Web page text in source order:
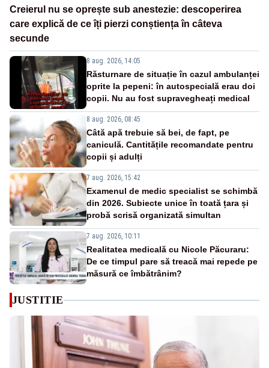
Creierul nu se oprește sub anestezie: descoperirea
care explică de ce îți pierzi conștiența în câteva
secunde
8 aug. 2026, 14:05
Răsturnare de situație în cazul ambulanței
oprite la pepeni: în autospecială erau doi
copii. Nu au fost supravegheați medical
8 aug. 2026, 08:45
Câtă apă trebuie să bei, de fapt, pe
caniculă. Cantitățile recomandate pentru
copii și adulți
7 aug. 2026, 15:42
Examenul de medic specialist se schimbă
din 2026. Subiecte unice în toată țara și
probă scrisă organizată simultan
7 aug. 2026, 10:11
Realitatea medicală cu Nicole Păcuraru:
De ce timpul pare să treacă mai repede pe
măsură ce îmbătrânim?
JUSTITIE